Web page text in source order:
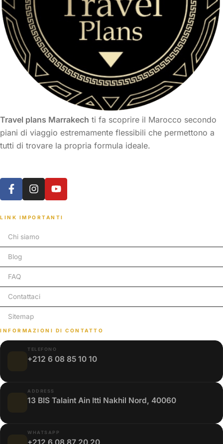
Travel plans Marrakech ti fa scoprire il Marocco secondo
piani di viaggio estremamente flessibili che permettono a
tutti di trovare la propria formula ideale.
LINK IMPORTANTI
Chi siamo
Blog
FAQ
Contattaci
Sitemap
INFORMAZIONI DI CONTATTO
TELEFONO
+212 6 08 85 10 10
ADDRESS
13 BIS Talaint Ain Itti Nakhil Nord, 40060
WHATSAPP